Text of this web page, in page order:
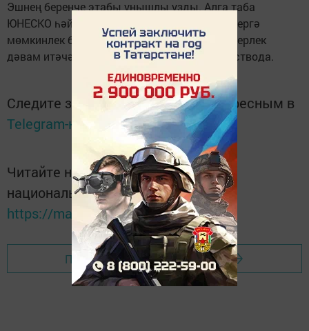
Эшнең беренче этабы уңышлы узды. Алга таба
ЮНЕСКО һәйкәлләренең төп исемлегенә керергә
мөмкинлек бирәчәк номинацион досьега әзерлек
дәвам итәчәк, - дип билгеләп үтәләр ведомствода.
Следите за самым важным и интересным в
Telegram-канале
Татмедиа
Читайте новости Татарстана в
национальном мессенджере MАХ:
https://max.ru/tatmedia
Перейти на страницу новости